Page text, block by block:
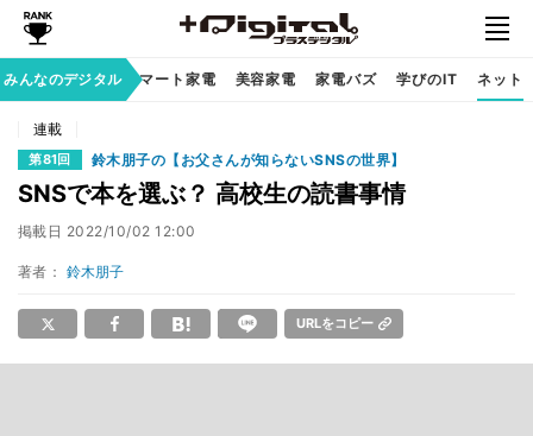
みんなのデジタル
族のデジタル スマート家電 美容家電 家電バズ 学びのIT ネット
連載
第81回 鈴木朋子の【お父さんが知らないSNSの世界】
SNSで本を選ぶ？ 高校生の読書事情
掲載日 2022/10/02 12:00
著者： 鈴木朋子
URLをコピー